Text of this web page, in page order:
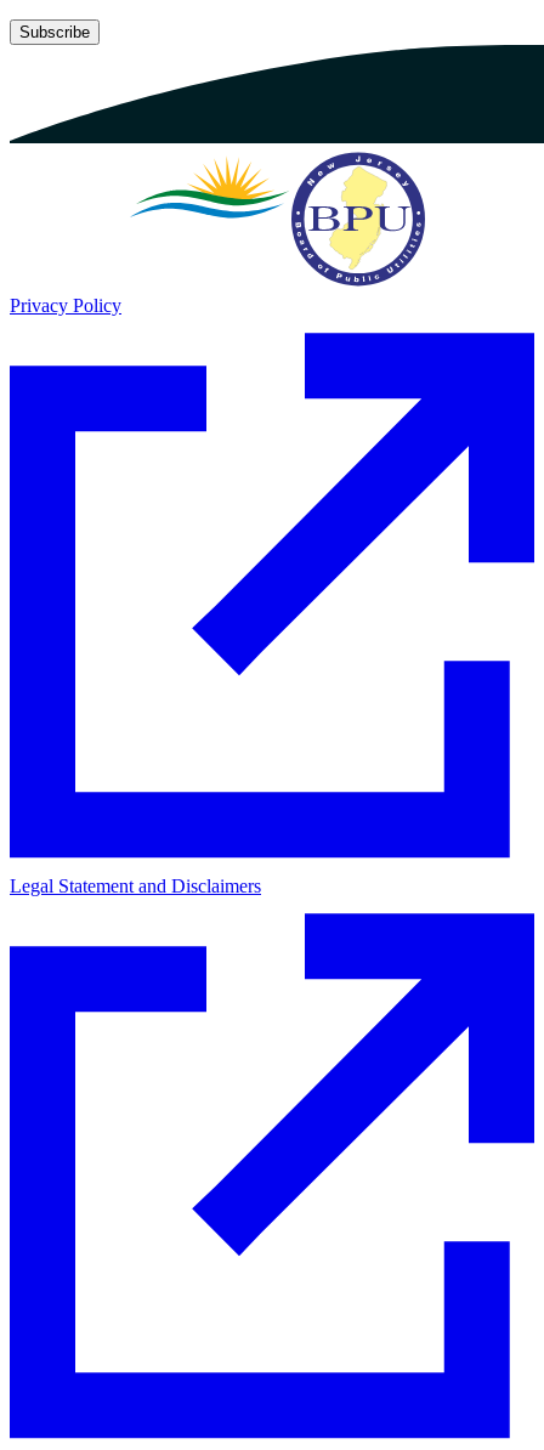
Subscribe​​​​‌ ‍ ​‍​‍‌‍ ‌ ​‍‌‍‍‌‌‍‌ ‌‍‍‌‌‍ ‍​‍​‍​ ‍‍​‍​‍‌ ​ ‌‍​‌‌‍ ‍‌‍‍‌‌ ‌​‌ ‍‌​‍ ‍‌‍‍‌‌‍ ​‍​‍​‍ ​​‍​‍‌‍‍​‌ ​‍‌‍‌‌‌‍‌‍​‍​‍​ ‍‍​‍​‍‌‍‍​‌ ‌​‌ ‌​‌ ​​​ ‍‍​‍ ​‍ ‌‍ ​‌‍ ‌‍​ ‌‍​‌‌‍ ​‌‍‍​‌‍ ‌ ​ ‌ ‌​​ ‍‍​ ​ ​ ​ ​ ​ ​ ​ ​‍ ‌‍‍‌‌‍ ‍‌ ‌​‌‍‌‌‌‍ ‍‌ ‌​​‍ ‌‍‌‌‌‍‌​‌‍‍‌‌ ‌​​‍ ‌‍ ‌‌‍ ‌‍‌​‌‍‌‌​ ‌‌ ​​‌ ​‍‌‍‌‌‌ ​ ‌‍‌‌‌‍ ‍‌ ‌​‌‍​‌‌ ‌​‌‍‍‌‌‍ ‌‍ ‍​ ‍ ‌‍‍‌‌‍‌​​ ‌‌ ​ ‌‍‍‌‌ ‌​‌‍‌‌‌​‌‍‌‍ ‌‍ ‌ ‌​‌‍‌‌‌ ​‍​ ‍ ‌ ‌​‌ ‍‌‌ ​​‌‍‌‌​ ‌‌‍‌‍‌‍ ‌‍ ‌ ‌​‌‍‌‌‌ ​‍​ ‍ ‌ ​​‌‍​‌‌ ‌​‌‍‍​​ ‌‌‍ ‍‌‍‌‌‌ ‌ ‌ ​ ‌‍ ​‌‍‌‌‌ ‌​‌ ‌​‌‍‌‌‌ ​‍​‍ ‍‌‍​‍‌ ‌​‌‍ ‍​ ‌‍​‍‌‍​‌‌ ​ ‌‍‌‌‌‌‌‌‌ ​‍‌‍ ​​ ‌‌‍‍​‌ ‌​‌ ‌​‌ ​​​‍‌‌​ ​ ‌​​‌​‍‌‌​ ​‍‌​‌‍​‍‌‌​ ​‍‌​‌‍‌‍ ​‌‍ ‌‍​ ‌‍​‌‌‍ ​‌‍‍​‌‍ ‌ ​ ‌ ‌​​‍‌‌​ ​ ‌​​‌​ ​ ​ ​ ​ ​ ​ ​ ​‍‌‍‌‍‍‌‌‍‌​​ ‌‌ ​ ‌‍‍‌‌ ‌​‌‍‌‌‌​‌‍‌‍ ‌‍ ‌ ‌​‌‍‌‌‌ ​‍​‍‌‍‌ ‌​‌ ‍‌‌ ​​‌‍‌‌​ ‌‌‍‌‍‌‍ ‌‍ ‌ ‌​‌‍‌‌‌ ​‍​‍‌‍‌ ​​‌‍​‌‌ ‌​‌‍‍​​ ‌‌‍ ‍‌‍‌‌‌ ‌ ‌ ​ ‌‍ ​‌‍‌‌‌ ‌​‌ ‌​‌‍‌‌‌ ​‍​‍ ‍‌‍​‍‌ ‌​‌‍ ‍​‍‌‍‌ ​​‌‍‌‌‌ ​‍‌ ​ ‌ ​​‌‍‌‌‌‍​ ‌ ‌​‌‍‍‌‌ ‌‍‌‍‌‌​ ‌‌ ​​‌ ‌‌‌‍​‍‌‍ ​‌‍‍‌‌ ​ ‌‍‍​‌‍‌‌‌‍‌​​‍​‍‌ ‌
Privacy Policy
Legal Statement and Disclaimers